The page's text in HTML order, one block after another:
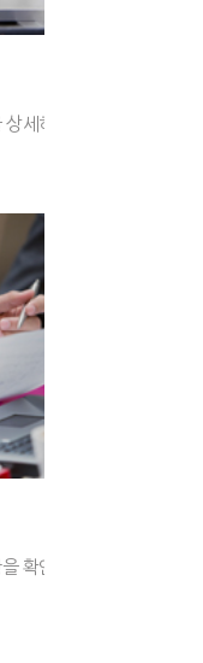
상세히 안내해드립니
을확인하실 수 있습니